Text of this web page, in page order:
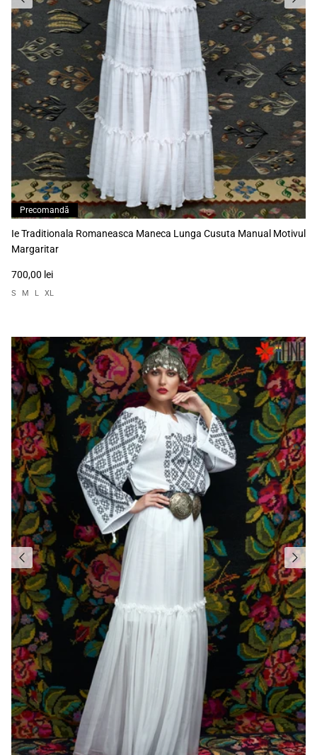
Precomandă
Ie Traditionala Romaneasca Maneca Lunga Cusuta Manual Motivul
Margaritar
700,00 lei
S M L XL